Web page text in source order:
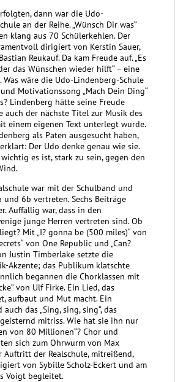
dann war die Udo-
an der Reihe. „Wünsch Dir was“
klang aus 70 Schülerkehlen. Der
dirigiert von Kerstin Sauer,
Reukauf. Da kam Freude auf. „Es
das Wünschen wieder hilft“ – eine
Was wäre die Udo-Lindenberg-Schule
Motivationssong „Mach Dein Ding“
Lindenberg hätte seine Freude
auch der nächste Titel zur Musik des
einem eigenen Text unterlegt wurde.
als Paten ausgesucht haben,
Der Udo denke genau wie sie.
es ist, stark zu sein, gegen den
war mit der Schulband und
und 6b vertreten. Sechs Beiträge
Auffällig war, dass in den
junge Herren vertreten sind. Ob
Mit „I? gonna be (500 miles)“ von
von One Republic und „Can?
Justin Timberlake setzte die
Akzente; das Publikum klatschte
begannen die Chorklassen mit
von Ulf Firke. Ein Lied, das
aufbaut und Mut macht. Ein
das „Sing, sing, sing“, das
mitriss. Wie hat sie ihn nur
von 80 Millionen“? Chor und
sich zum Ohrwurm von Max
Auftritt der Realschule, mitreißend,
von Sybille Scholz-Eckert und am
Voigt begleitet.